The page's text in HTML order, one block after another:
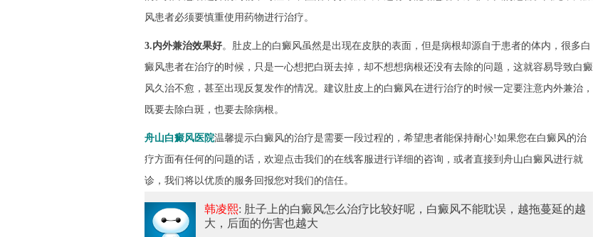
风患者必须要慎重使用药物进行治疗。
3.内外兼治效果好。肚皮上的白癜风虽然是出现在皮肤的表面，但是病根却源自于患者的体内，很多白
癜风患者在治疗的时候，只是一心想把白斑去掉，却不想想病根还没有去除的问题，这就容易导致白癜
风久治不愈，甚至出现反复发作的情况。建议肚皮上的白癜风在进行治疗的时候一定要注意内外兼治，
既要去除白斑，也要去除病根。
舟山白癜风医院温馨提示白癜风的治疗是需要一段过程的，希望患者能保持耐心!如果您在白癜风的治
疗方面有任何的问题的话，欢迎点击我们的在线客服进行详细的咨询，或者直接到舟山白癜风进行就
诊，我们将以优质的服务回报您对我们的信任。
韩凌熙: 肚子上的白癜风怎么治疗比较好呢，白癜风不能耽误，越拖蔓延的越
大，后面的伤害也越大